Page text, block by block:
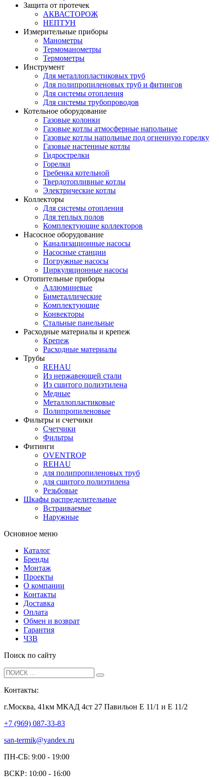
Защита от протечек
АКВАСТОРОЖ
НЕПТУН
Измерительные приборы
Манометры
Термоманометры
Термометры
Инструмент
Для металлопластиковых труб
Для полипропиленовых труб и фитингов
Для системы отопления
Для системы трубопроводов
Котельное оборудование
Газовые колонки
Газовые котлы атмосферные напольные
Газовые котлы напольные под огненную горелку
Газовые настенные котлы
Гидрострелки
Горелки
Гребенка котельной
Твердотопливные котлы
Электрические котлы
Коллекторы
Для системы отопления
Для теплых полов
Комплектующие коллекторов
Насосное оборудование
Канализационные насосы
Насосные станции
Погружные насосы
Циркуляционные насосы
Отопительные приборы
Аллюминевые
Биметаллические
Комплектующие
Конвекторы
Стальные панельные
Расходные материалы и крепеж
Крепеж
Расходные материалы
Трубы
REHAU
Из нержавеющей стали
Из сшитого полиэтилена
Медные
Металлопластиковые
Полипропиленовые
Фильтры и счетчики
Счетчики
Фильтры
Фитинги
OVENTROP
REHAU
для полипропиленовых труб
для сшитого полиэтилена
Резьбовые
Шкафы распределительные
Встраиваемые
Наружные
Основное меню
Каталог
Бренды
Монтаж
Проекты
О компании
Контакты
Доставка
Оплата
Обмен и возврат
Гарантия
ЧЗВ
Поиск по сайту
Контакты:
г.Москва, 41км МКАД 4ст 27 Павильон Е 11/1 и Е 11/2
+7 (969) 087-33-83
san-termik@yandex.ru
ПН-СБ: 9:00 - 19:00
ВСКР: 10:00 - 16:00